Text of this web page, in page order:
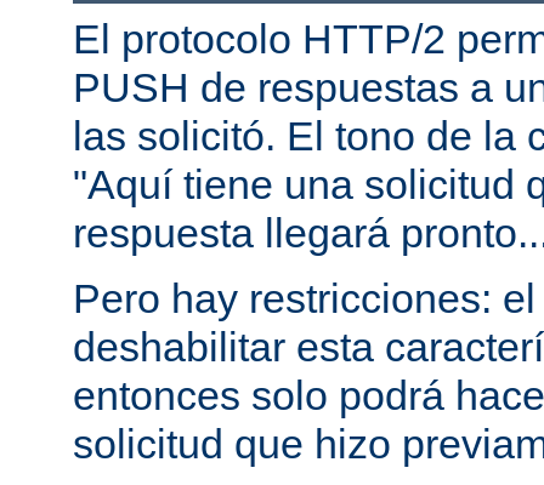
El protocolo HTTP/2
PUSH de respuestas a
las solicitó. El tono de la
"Aquí tiene una solicitud
respuesta llegará
Pero hay restricciones:
deshabilitar esta
entonces solo podrá
solicitud que hizo